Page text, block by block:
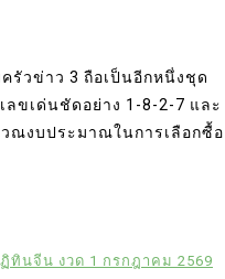
รัวข่าว 3 ถือเป็นอีกหนึ่งชุด
ลขเด่นชัดอย่าง 1-8-2-7 และ
ณงบประมาณในการเลือกซื้อ
ฏิทินจีน งวด 1 กรกฎาคม 2569